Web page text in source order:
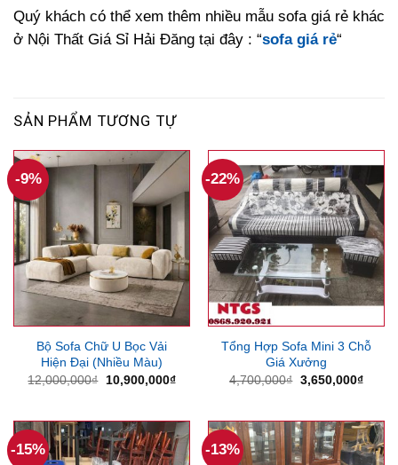
Quý khách có thể xem thêm nhiều mẫu sofa giá rẻ khác
ở Nội Thất Giá Sỉ Hải Đăng tại đây : “sofa giá rẻ“
SẢN PHẨM TƯƠNG TỰ
-9%
Bộ Sofa Chữ U Bọc Vải
Hiện Đại (Nhiều Màu)
12,000,000₫
Giá
10,900,000₫Giá
10,900,000₫.
-22%
Tổng Hợp Sofa Mini 3 Chỗ
Giá Xưởng
4,700,000₫ Giá
3,650,000₫Giá
-15% -13%